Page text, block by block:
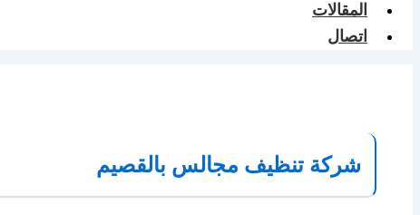
المقالات
اتصال
شركة تنظيف مجالس بالقصيم